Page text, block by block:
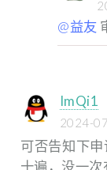
@益友
ImQi1
2024-
可否告知下
十遍，没一次